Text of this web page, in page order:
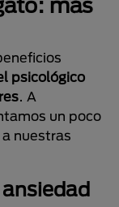
más
psicológico
. A
un poco
nuestras